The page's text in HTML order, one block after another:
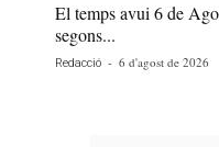
El temps avui 6 de
segons...
Redacció - 6 d'agost de 2026